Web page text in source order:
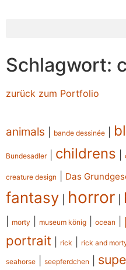
Schlagwort:
zurück zum Portfolio
animals bande dessinée
Bundesadler| childrens
creature design Das
fantasy horror
morty museum könig ocean
portrait rick rick and
seahorse seepferdchen